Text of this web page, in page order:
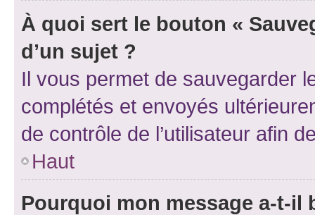
À quoi sert le bouton «
d’un sujet ?
Il vous permet de sauvegarder
complétés et envoyés
de contrôle de l’utilisateur afin
Haut
Pourquoi mon message a-t-il